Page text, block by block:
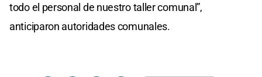
todo el personal de nuestro taller comunal”,
anticiparon autoridades comunales.